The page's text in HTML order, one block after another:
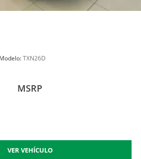
Modelo:TXN26D
MSRP
VER VEHÍCULO